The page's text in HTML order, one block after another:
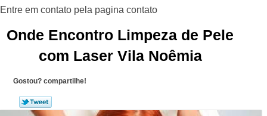
Onde Encontro Limpeza de Pele
com Laser Vila Noêmia
Gostou? compartilhe!